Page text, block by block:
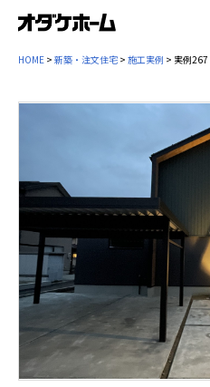
HOME > 新築・注文住宅 > 施工実例 > 実例267